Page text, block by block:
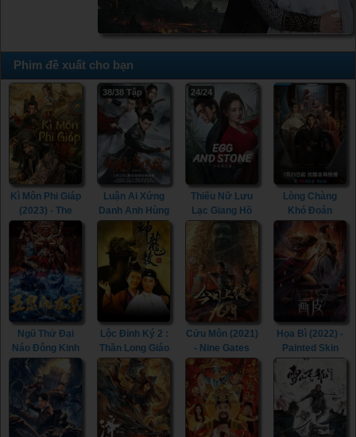
Phim đề xuất cho bạn
Kì Môn Phi Giáp
(2023) - The
Thousand
Faces of Feijia
(2023)
38/38 Tập
Luận Ai Xứng
Danh Anh Hùng
(2022) - Heroes
(2022)
24/24
Thiếu Nữ Lưu
Lạc Giang Hồ
(2023) - Egg and
Stone (Girl's
Lòng Chàng
Khó Đoán
(2023) -
Extremely
Perilous Love
(2023)
Ngũ Thử Đại
Náo Đông Kinh
(2022) - The
Invincible
Constable
(2022)
Lộc Đỉnh Ký 2 :
Thần Long Giáo
(1992) - Royal
Tramp 2 (1992)
Cửu Môn (2021)
- Nine Gates
(2021)
Họa Bì (2022) -
Painted Skin
(2022)